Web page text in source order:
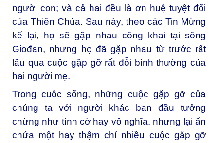
người con; và cả hai đều là ơn huệ tuyệt đối
của Thiên Chúa. Sau này, theo các Tin Mừng
kể lại, họ sẽ gặp nhau công khai tại sông
Giođan, nhưng họ đã gặp nhau từ trước rất
lâu qua cuộc gặp gỡ rất đỗi bình thường của
hai người mẹ.
Trong cuộc sống, những cuộc gặp gỡ của
chúng ta với người khác ban đầu tưởng
chừng như tình cờ hay vô nghĩa, nhưng lại ẩn
chứa một hay thậm chí nhiều cuộc gặp gỡ